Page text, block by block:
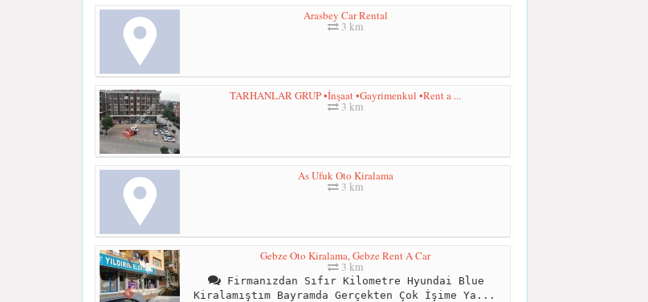
Arasbey Car Rental
3 km
TARHANLAR GRUP •İnşaat •Gayrimenkul •Rent a ...
3 km
As Ufuk Oto Kiralama
3 km
Gebze Oto Kiralama, Gebze Rent A Car
3 km
Firmanızdan Sıfır Kilometre Hyundai Blue
Kiralamıştım Bayramda Gerçekten Çok İşime Ya...